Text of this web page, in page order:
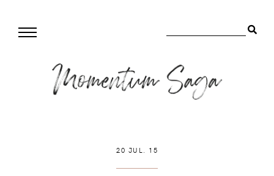
20 JUL. 15